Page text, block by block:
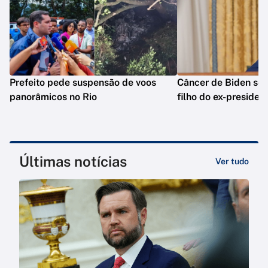
Prefeito pede suspensão de voos
panorâmicos no Rio
Câncer de Biden se
filho do ex-
Últimas notícias Ver tudo